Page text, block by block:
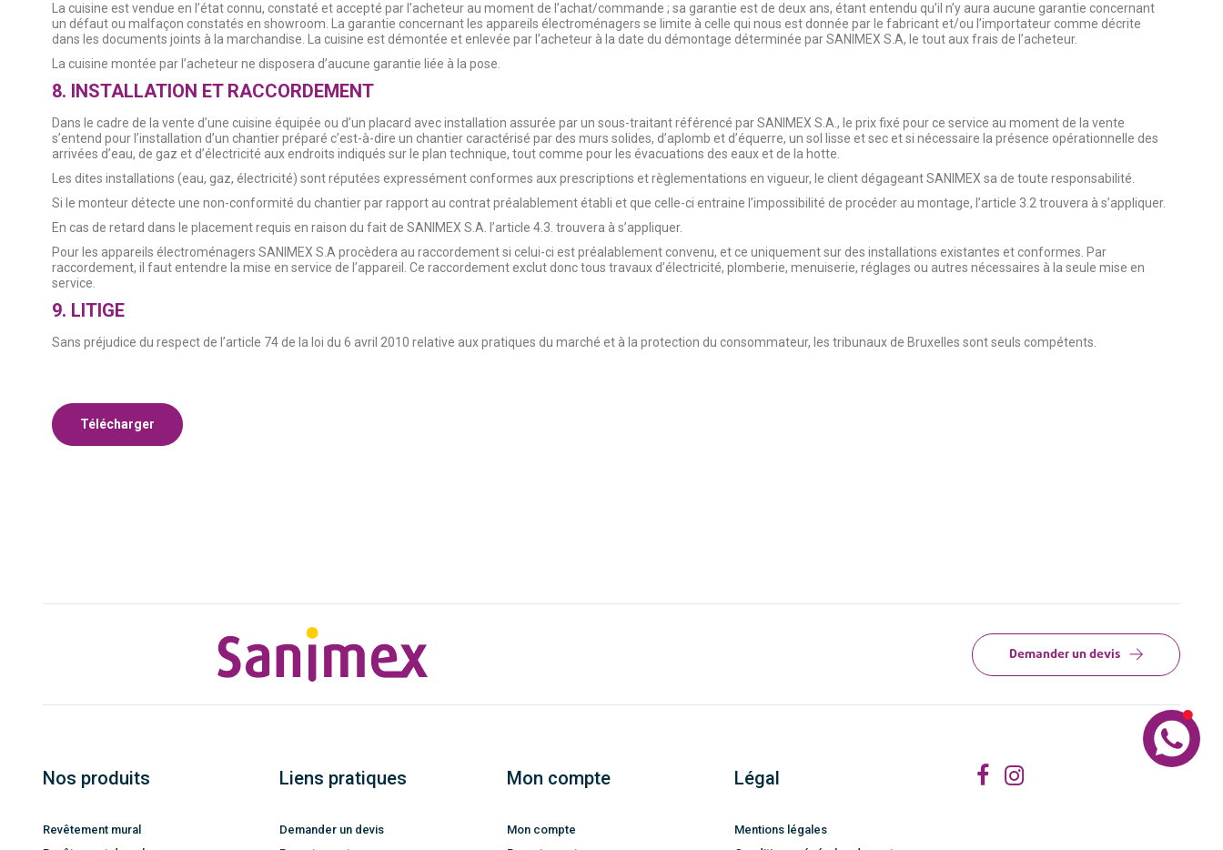
La cuisine est vendue en l’état connu, constaté et accepté par l’acheteur au moment de l’achat/commande ; sa garantie est de deux ans, étant entendu qu’il n’y aura aucune garantie concernant
un défaut ou malfaçon constatés en showroom. La garantie concernant les appareils électroménagers se limite à celle qui nous est donnée par le fabricant et/ou l’importateur comme décrite
dans les documents joints à la marchandise. La cuisine est démontée et enlevée par l’acheteur à la date du démontage déterminée par SANIMEX S.A, le tout aux frais de l’acheteur.
La cuisine montée par l’acheteur ne disposera d’aucune garantie liée à la pose.
8. INSTALLATION ET RACCORDEMENT
Dans le cadre de la vente d’une cuisine équipée ou d’un placard avec installation assurée par un sous-traitant référencé par SANIMEX S.A., le prix fixé pour ce service au moment de la vente
s’entend pour l’installation d’un chantier préparé c’est-à-dire un chantier caractérisé par des murs solides, d’aplomb et d’équerre, un sol lisse et sec et si nécessaire la présence opérationnelle des
arrivées d’eau, de gaz et d’électricité aux endroits indiqués sur le plan technique, tout comme pour les évacuations des eaux et de la hotte.
Les dites installations (eau, gaz, électricité) sont réputées expressément conformes aux prescriptions et règlementations en vigueur, le client dégageant SANIMEX sa de toute responsabilité.
Si le monteur détecte une non-conformité du chantier par rapport au contrat préalablement établi et que celle-ci entraine l’impossibilité de procéder au montage, l’article 3.2 trouvera à s’appliquer.
En cas de retard dans le placement requis en raison du fait de SANIMEX S.A. l’article 4.3. trouvera à s’appliquer.
Pour les appareils électroménagers SANIMEX S.A procèdera au raccordement si celui-ci est préalablement convenu, et ce uniquement sur des installations existantes et conformes. Par
raccordement, il faut entendre la mise en service de l’appareil. Ce raccordement exclut donc tous travaux d’électricité, plomberie, menuiserie, réglages ou autres nécessaires à la seule mise en
service.
9. LITIGE
Sans préjudice du respect de l’article 74 de la loi du 6 avril 2010 relative aux pratiques du marché et à la protection du consommateur, les tribunaux de Bruxelles sont seuls compétents.
Télécharger
Demander un devis
Nos produits
Revêtement mural
Liens pratiques
Demander un devis
Mon compte
Mon compte
Légal
Mentions légales